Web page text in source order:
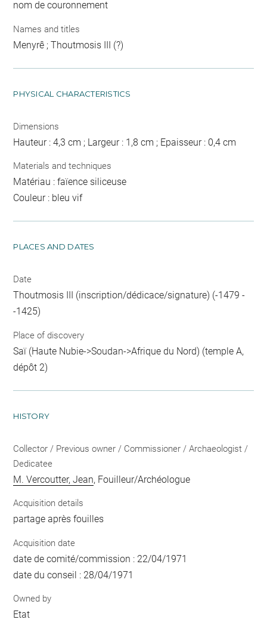
nom de couronnement
Names and titles
Menyrê ; Thoutmosis III (?)
PHYSICAL CHARACTERISTICS
Dimensions
Hauteur : 4,3 cm ; Largeur : 1,8 cm ; Epaisseur : 0,4 cm
Materials and techniques
Matériau : faïence siliceuse
Couleur : bleu vif
PLACES AND DATES
Date
Thoutmosis III (inscription/dédicace/signature) (-1479 -
-1425)
Place of discovery
Saï (Haute Nubie->Soudan->Afrique du Nord) (temple A,
dépôt 2)
HISTORY
Collector / Previous owner / Commissioner / Archaeologist /
Dedicatee
M. Vercoutter, Jean, Fouilleur/Archéologue
Acquisition details
partage après fouilles
Acquisition date
date de comité/commission : 22/04/1971
date du conseil : 28/04/1971
Owned by
Etat